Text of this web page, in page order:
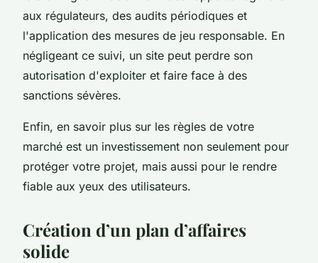
aux régulateurs, des audits périodiques et
l'application des mesures de jeu responsable. En
négligeant ce suivi, un site peut perdre son
autorisation d'exploiter et faire face à des
sanctions sévères.
Enfin, en savoir plus sur les règles de votre
marché est un investissement non seulement pour
protéger votre projet, mais aussi pour le rendre
fiable aux yeux des utilisateurs.
Création d’un plan d’affaires
solide